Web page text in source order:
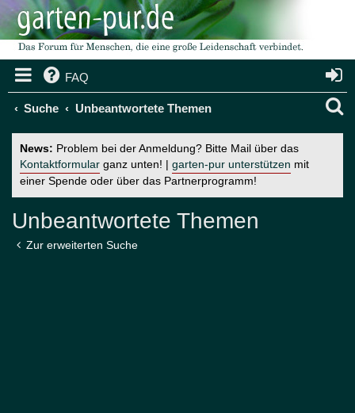
FAQ
Suche Unbeantwortete Themen
News: Problem bei der Anmeldung? Bitte Mail über das
Kontaktformular ganz unten! | garten-pur unterstützen mit
einer Spende oder über das Partnerprogramm!
Unbeantwortete Themen
Zur erweiterten Suche